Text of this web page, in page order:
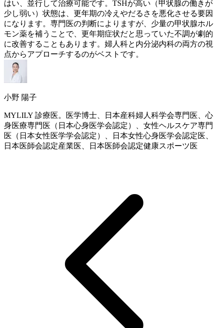
はい、並行して治療可能です。TSHが高い（甲状腺の働きが
少し弱い）状態は、 更年期の冷えやだるさを悪化させる要因
になります。専門医の判断によりますが、少量の甲状腺ホル
モン薬を補うことで、 更年期症状だと思っていた不調が劇的
に改善することもあります。婦人科と内分泌内科の両方の視
点からアプローチするのがベストです。
小野 陽子
MYLILY 診療医。医学博士、日本産科婦人科学会専門医、心
身医療専門医（日本心身医学会認定）、女性ヘルスケア専門
医（日本女性医学学会認定）、日本女性心身医学会認定医、
日本医師会認定産業医、日本医師会認定健康スポーツ医